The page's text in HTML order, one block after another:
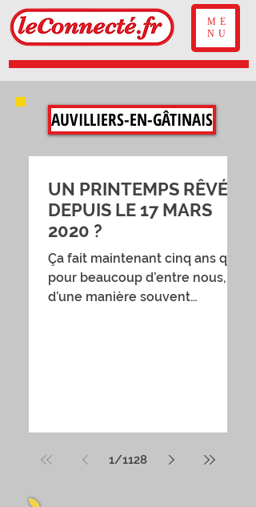
ME
NU
AUVILLIERS-EN-GÂTINAIS
UN PRINTEMPS RÊVÉ,
DEPUIS LE 17 MARS
2020 ?
Ça fait maintenant cinq ans que,
pour beaucoup d’entre nous,
d’une manière souvent
allions donc devoir passer un
1/1128